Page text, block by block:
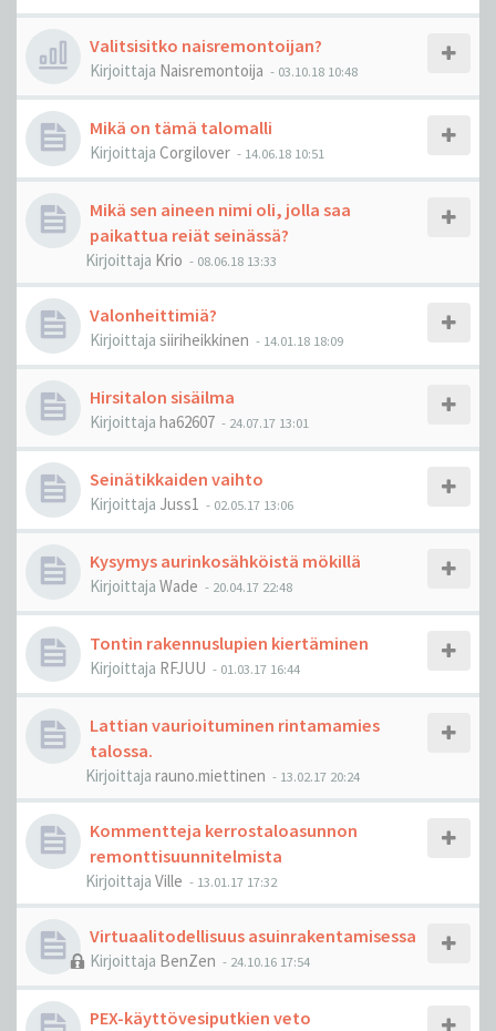
Valitsisitko naisremontoijan?
Kirjoittaja Naisremontoija - 03.10.18 10:48
Mikä on tämä talomalli
Kirjoittaja Corgilover - 14.06.18 10:51
Mikä sen aineen nimi oli, jolla saa
paikattua reiät seinässä?
Kirjoittaja Krio - 08.06.18 13:33
Valonheittimiä?
Kirjoittaja siiriheikkinen - 14.01.18 18:09
Hirsitalon sisäilma
Kirjoittaja ha62607 - 24.07.17 13:01
Seinätikkaiden vaihto
Kirjoittaja Juss1 - 02.05.17 13:06
Kysymys aurinkosähköistä mökillä
Kirjoittaja Wade - 20.04.17 22:48
Tontin rakennuslupien kiertäminen
Kirjoittaja RFJUU - 01.03.17 16:44
Lattian vaurioituminen rintamamies
talossa.
Kirjoittaja rauno.miettinen - 13.02.17 20:24
Kommentteja kerrostaloasunnon
remonttisuunnitelmista
Kirjoittaja Ville - 13.01.17 17:32
Virtuaalitodellisuus asuinrakentamisessa
Kirjoittaja BenZen - 24.10.16 17:54
PEX-käyttövesiputkien veto